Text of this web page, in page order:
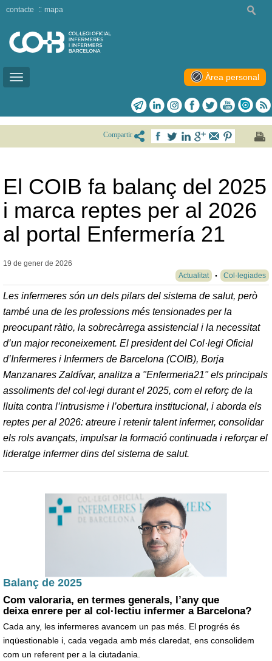
Toggle
contacte mapa
Àrea personal
Compartir
El COIB fa balanç del 2025
i marca reptes per al 2026
al portal Enfermería 21
19 de gener de 2026
Actualitat
Col·legiades
Les infermeres són un dels pilars del sistema de salut, però
també una de les professions més tensionades per la
preocupant ràtio, la sobrecàrrega assistencial i la necessitat
d’un major reconeixement. El president del Col·legi Oficial
d’Infermeres i Infermers de Barcelona (COIB), Borja
Manzanares Zaldívar, analitza a "Enfermeria21" els principals
assoliments del col·legi durant el 2025, com el reforç de la
lluita contra l’intrusisme i l’obertura institucional, i aborda els
reptes per al 2026: atreure i retenir talent infermer, consolidar
els rols avançats, impulsar la formació continuada i reforçar el
lideratge infermer dins del sistema de salut.
Balanç de 2025
Com valoraria, en termes generals, l’any que
deixa enrere per al col·lectiu infermer a Barcelona?
Cada any, les infermeres avancem un pas més. El progrés és
inqüestionable i, cada vegada amb més claredat, ens consolidem
com un referent per a la ciutadania.